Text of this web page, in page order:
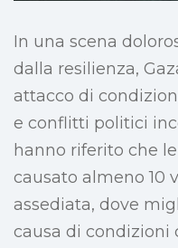
In una scena
dalla resilienza,
attacco di
e conflitti politici
hanno riferito che
causato almeno 10
assediata, dove
causa di condizioni